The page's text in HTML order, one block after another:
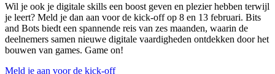
Wil je ook je digitale skills een boost geven en plezier hebben terwijl
je leert? Meld je dan aan voor de kick-off op 8 en 13 februari. Bits
and Bots biedt een spannende reis van zes maanden, waarin de
deelnemers samen nieuwe digitale vaardigheden ontdekken door het
bouwen van games. Game on!
Meld je aan voor de kick-off